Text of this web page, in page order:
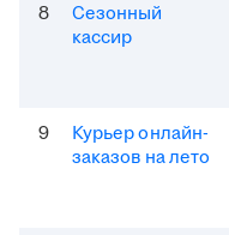
8
Сезонный
кассир
9
Курьер онлайн-
заказов на лето